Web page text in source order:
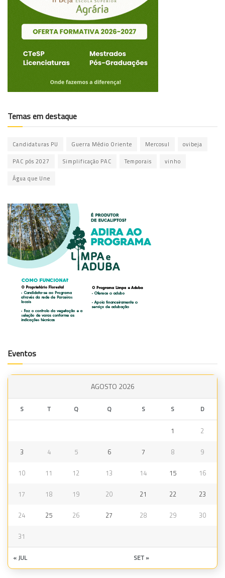
Temas em destaque
Candidaturas PU Guerra Médio Oriente Mercosul ovibeja
PAC pós 2027 Simplificação PAC Temporais vinho
Água que Une
Eventos
AGOSTO 2026
S T Q Q S S D
1 2
3 4 5 6 7 8 9
10 11 12 13 14 15 16
17 18 19 20 21 22 23
24 25 26 27 28 29 30
31
« JUL SET »